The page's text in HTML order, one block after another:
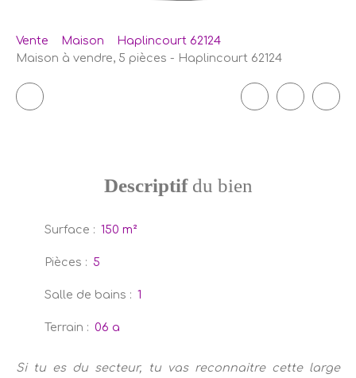
Vente Maison
Haplincourt 62124
Maison à vendre, 5 pièces - Haplincourt 62124
Descriptifdu bien
Surface : 150 m²
Pièces : 5
Salle de bains : 1
Terrain : 06 a
Si tu es du secteur, tu vas reconnaitre cette large